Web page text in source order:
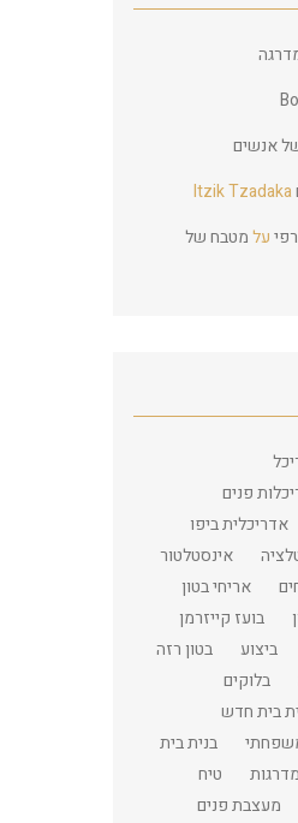
אנשים
Itzik Tzadaka
עלמטבח של
פנים
אדריכלית ביפו
אינסטלטור
אריחי בטון
בועז קייזרמן
בטון רזה
ביצוע
בלוקים
בית חדש
בנית בית
טיח
מדרגות
מעצבת פנים